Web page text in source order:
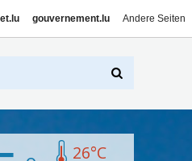
gouvernement.lu Andere Seiten
26°C